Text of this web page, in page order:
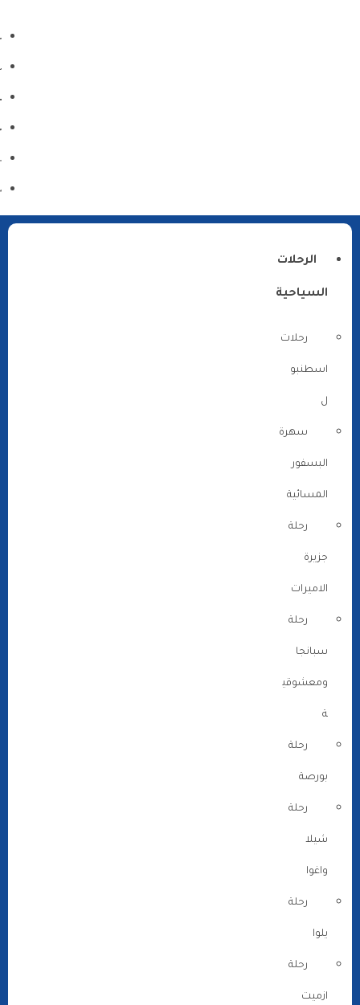
الرحلات
السياحية
رحلات
اسطنبو
ل
سهرة
البسفور
المسائية
رحلة
جزيرة
الاميرات
رحلة
سبانجا
ومعشوقي
ة
رحلة
بورصة
رحلة
شيلا
واغوا
رحلة
يلوا
رحلة
ازميت